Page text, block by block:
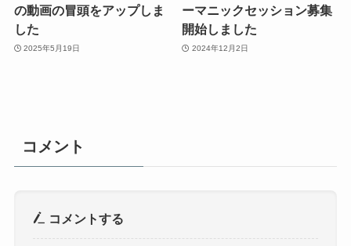
の動画の冒頭をアップしま
した
2025年5月19日
ーマニックセッション募集
開始しました
2024年12月2日
コメント
コメントする